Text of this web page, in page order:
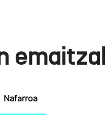
Nafarroa